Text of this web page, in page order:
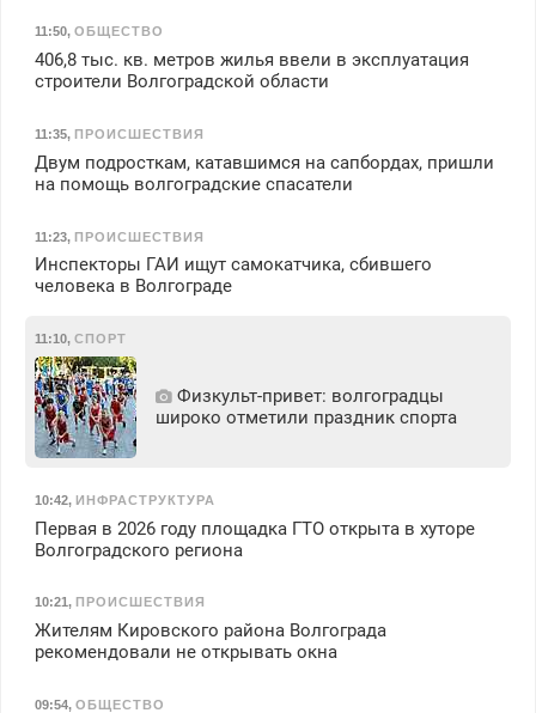
11:50, ОБЩЕСТВО
406,8 тыс. кв. метров жилья ввели в эксплуатация
строители Волгоградской области
11:35, ПРОИСШЕСТВИЯ
Двум подросткам, катавшимся на сапбордах, пришли
на помощь волгоградские спасатели
11:23, ПРОИСШЕСТВИЯ
Инспекторы ГАИ ищут самокатчика, сбившего
человека в Волгограде
11:10, СПОРТ
Физкульт‑привет: волгоградцы
широко отметили праздник спорта
10:42, ИНФРАСТРУКТУРА
Первая в 2026 году площадка ГТО открыта в хуторе
Волгоградского региона
10:21 , ПРОИСШЕСТВИЯ
Жителям Кировского района Волгограда
рекомендовали не открывать окна
09:54, ОБЩЕСТВО